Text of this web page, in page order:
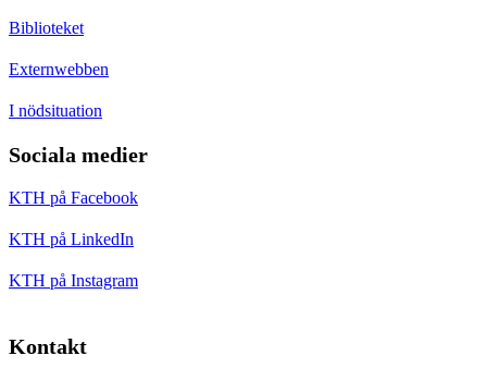
Biblioteket
Externwebben
I nödsituation
Sociala medier
KTH på Facebook
KTH på LinkedIn
KTH på Instagram
Kontakt